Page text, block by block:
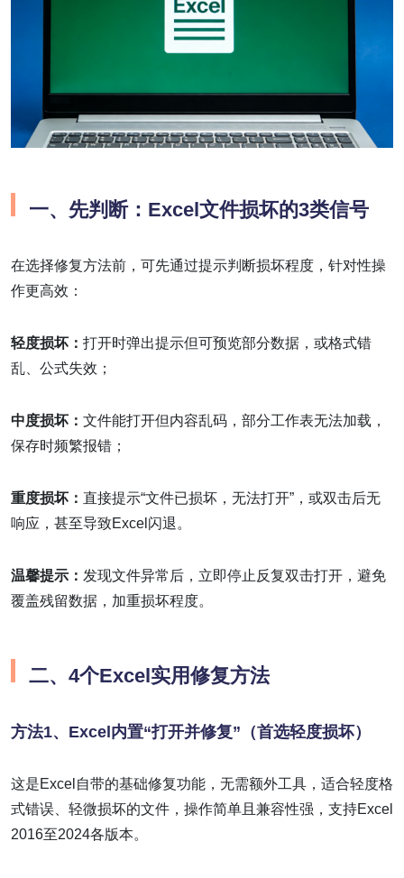
一、先判断：Excel文件损坏的3类信号
在选择修复方法前，可先通过提示判断损坏程度，针对性操
作更高效：
轻度损坏： 打开时弹出提示但可预览部分数据，或格式错
乱、公式失效；
中度损坏： 文件能打开但内容乱码，部分工作表无法加载，
保存时频繁报错；
重度损坏： 直接提示“文件已损坏，无法打开”，或双击后无
响应，甚至导致Excel闪退。
温馨提示： 发现文件异常后，立即停止反复双击打开，避免
覆盖残留数据，加重损坏程度。
二、4个Excel实用修复方法
方法1、Excel内置“打开并修复”（首选轻度损坏）
这是Excel自带的基础修复功能，无需额外工具，适合轻度格
式错误、轻微损坏的文件，操作简单且兼容性强，支持Excel
2016至2024各版本。